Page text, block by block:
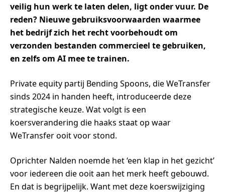
veilig hun werk te laten delen, ligt onder vuur. De
reden? Nieuwe gebruiksvoorwaarden waarmee
het bedrijf zich het recht voorbehoudt om
verzonden bestanden commercieel te gebruiken,
en zelfs om AI mee te trainen.
Private equity partij Bending Spoons, die WeTransfer
sinds 2024 in handen heeft, introduceerde deze
strategische keuze. Wat volgt is een
koersverandering die haaks staat op waar
WeTransfer ooit voor stond.
Oprichter Nalden noemde het ‘een klap in het gezicht’
voor iedereen die ooit aan het merk heeft gebouwd.
En dat is begrijpelijk. Want met deze koerswijziging